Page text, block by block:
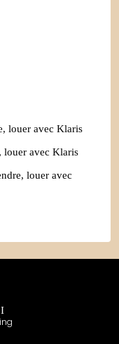
louer avec Klaris
louer avec Klaris
louer avec